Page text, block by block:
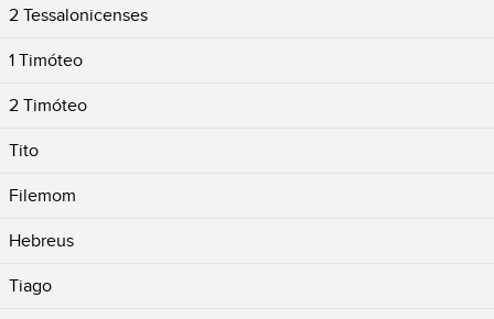
2 Tessalonicenses
1 Timóteo
2 Timóteo
Tito
Filemom
Hebreus
Tiago